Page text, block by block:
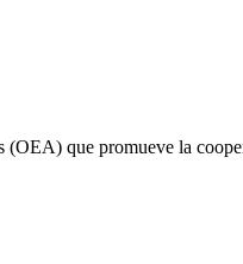
que promueve la